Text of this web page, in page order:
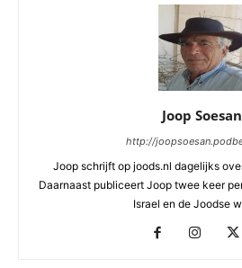
Joop Soesan
http://
Joop schrijft op joods.nl dagelijks
Daarnaast publiceert Joop twee keer
Israel en de Joodse